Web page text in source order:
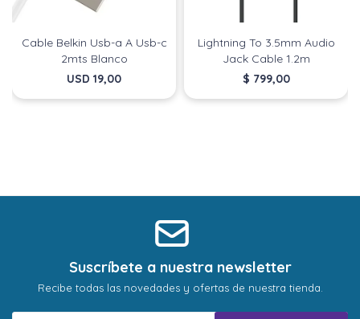
Cable Belkin Usb-a A Usb-c
2mts Blanco
USD 19,00
Lightning To 3.5mm Audio
Jack Cable 1.2m
$ 799,00
Suscríbete a nuestra newsletter
Recibe todas las novedades y ofertas de nuestra tienda.